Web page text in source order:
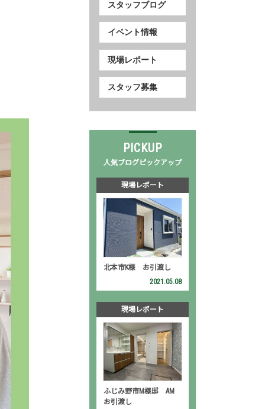
スタッフブログ
イベント情報
現場レポート
スタッフ募集
PICKUP
人気ブログピックアップ
現場レポート
北本市K様 お引渡し
2021.05.08
現場レポート
ふじみ野市M様邸 AM
お引渡し